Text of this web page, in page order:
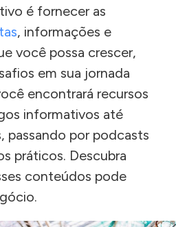
é fornecer as
, informações e
você possa crescer,
em sua jornada
encontrará recursos
informativos até
passando por podcasts
práticos. Descubra
conteúdos pode